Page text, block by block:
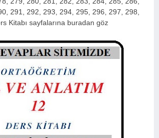
291, 292, 293, 294, 295, 296, 297, 298,
Kitabı sayfalarına buradan göz